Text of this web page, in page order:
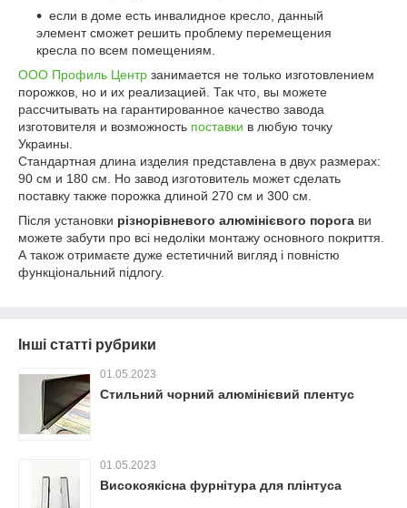
если в доме есть инвалидное кресло, данный
элемент сможет решить проблему перемещения
кресла по всем помещениям.
ООО Профиль Центр занимается не только изготовлением
порожков, но и их реализацией. Так что, вы можете
рассчитывать на гарантированное качество завода
изготовителя и возможность поставки в любую точку
Украины.
Стандартная длина изделия представлена в двух размерах:
90 см и 180 см. Но завод изготовитель может сделать
поставку также порожка длиной 270 см и 300 см.
Після установки різнорівневого алюмінієвого порога ви
можете забути про всі недоліки монтажу основного покриття.
А також отримаєте дуже естетичний вигляд і повністю
функціональний підлогу.
Інші статті рубрики
01.05.2023
Стильний чорний алюмінієвий плентус
01.05.2023
Високоякісна фурнітура для плінтуса